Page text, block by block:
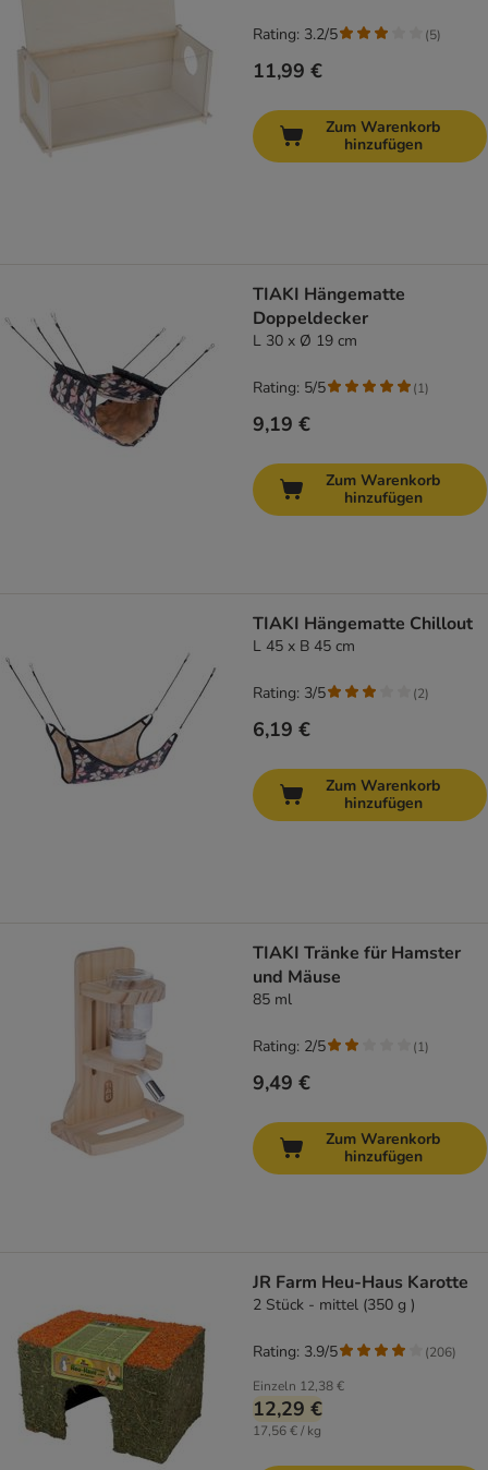
11,99 €
Rating: 3.2/5 (5)
Zum Warenkorb
hinzufügen
TIAKI Hängematte
Doppeldecker
L 30 x Ø 19 cm
9,19 €
Rating: 5/5 (1)
Zum Warenkorb
hinzufügen
TIAKI Hängematte Chillout
L 45 x B 45 cm
6,19 €
Rating: 3/5 (2)
Zum Warenkorb
hinzufügen
TIAKI Tränke für Hamster
und Mäuse
85 ml
9,49 €
Rating: 2/5 (1)
Zum Warenkorb
hinzufügen
JR Farm Heu-Haus Karotte
2 Stück - mittel (350 g )
Einzeln 12,38 €
12,29 €
17,56 € / kg
Rating: 3.9/5 (206)